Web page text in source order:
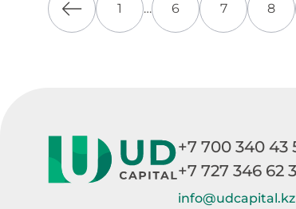
1 … 6 7 8
+7 700 340 43
+7 727 346 62
info@udcapital.kz